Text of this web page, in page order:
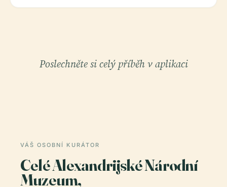
Poslechněte si celý příběh v aplikaci
VÁŠ OSOBNÍ KURÁTOR
Celé Alexandrijské Národní
Muzeum,